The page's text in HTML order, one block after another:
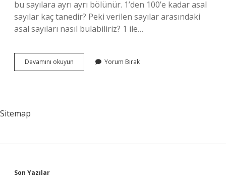
bu sayılara ayrı ayrı bölünür. 1’den 100’e kadar asal
sayılar kaç tanedir? Peki verilen sayılar arasındaki
asal sayıları nasıl bulabiliriz? 1 ile…
Devamını okuyun
Ye
Yorum Bırak
Sitemap
Sidebar
Son Yazılar